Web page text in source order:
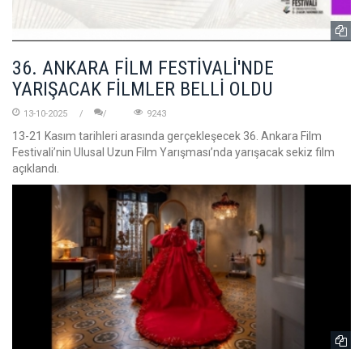
36. ANKARA FİLM FESTİVALİ'NDE
YARIŞACAK FİLMLER BELLİ OLDU
13-10-2025 9243
13-21 Kasım tarihleri arasında gerçekleşecek 36. Ankara Film
Festivali’nin Ulusal Uzun Film Yarışması’nda yarışacak sekiz film
açıklandı.